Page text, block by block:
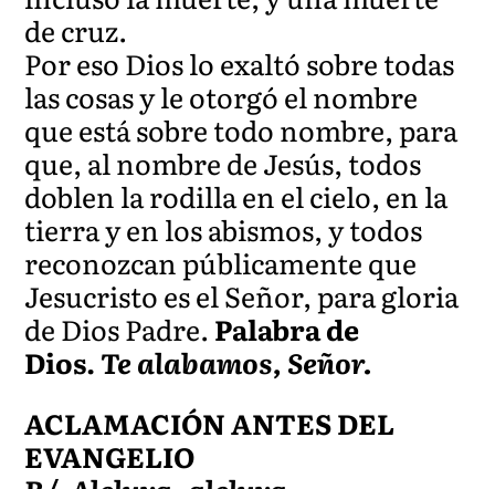
de cruz.
Por eso Dios lo exaltó sobre todas
las cosas y le otorgó el nombre
que está sobre todo nombre, para
que, al nombre de Jesús, todos
doblen la rodilla en el cielo, en la
tierra y en los abismos, y todos
reconozcan públicamente que
Jesucristo es el Señor, para gloria
de Dios Padre. Palabra de
Dios.Te alabamos, Señor.
ACLAMACIÓN ANTES DEL
EVANGELIO